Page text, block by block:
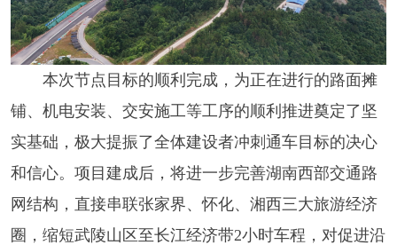
本次节点目标的顺利完成，为正在进行的路面摊
铺、机电安装、交安施工等工序的顺利推进奠定了坚
实基础，极大提振了全体建设者冲刺通车目标的决心
和信心。项目建成后，将进一步完善湖南西部交通路
网结构，直接串联张家界、怀化、湘西三大旅游经济
圈，缩短武陵山区至长江经济带2小时车程，对促进沿